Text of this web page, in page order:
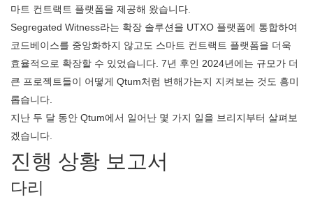
마트 컨트랙트 플랫폼을 제공해 왔습니다.
Segregated Witness라는 확장 솔루션을 UTXO 플랫폼에 통합하여
코드베이스를 중앙화하지 않고도 스마트 컨트랙트 플랫폼을 더욱
효율적으로 확장할 수 있었습니다. 7년 후인 2024년에는 규모가 더
큰 프로젝트들이 어떻게 Qtum처럼 변해가는지 지켜보는 것도 흥미
롭습니다.
지난 두 달 동안 Qtum에서 일어난 몇 가지 일을 브리지부터 살펴보
겠습니다.
진행 상황 보고서
다리